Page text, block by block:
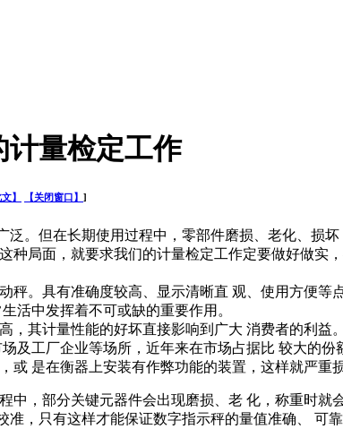
计量检定工作
】 【关闭窗口】 ]
但在长期使用过程中，零部件磨损、老化、损
局面，就要求我们的计量检定工作定要做好做实
。具有准确度较高、显示清晰直 观、使用方便等
活中发挥着不可或缺的重要作用。
其计量性能的好坏直接影响到广大 消费者的利益
及工厂企业等场所，近年来在市场占据比 较大的
是在衡器上安装有作弊功能的装置，这样就严重
，部分关键元器件会出现磨损、老 化，称重时就
，只有这样才能保证数字指示秤的量值准确、 可